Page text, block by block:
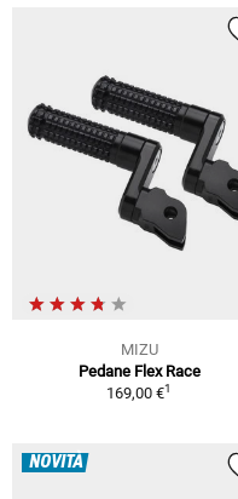
MIZU
Pedane Flex Race
169,00 €1
NOVITÀ